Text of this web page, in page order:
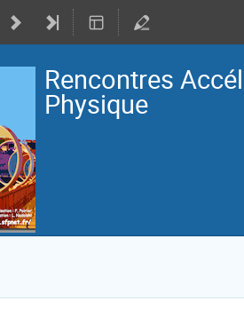
Rencontres
Physique